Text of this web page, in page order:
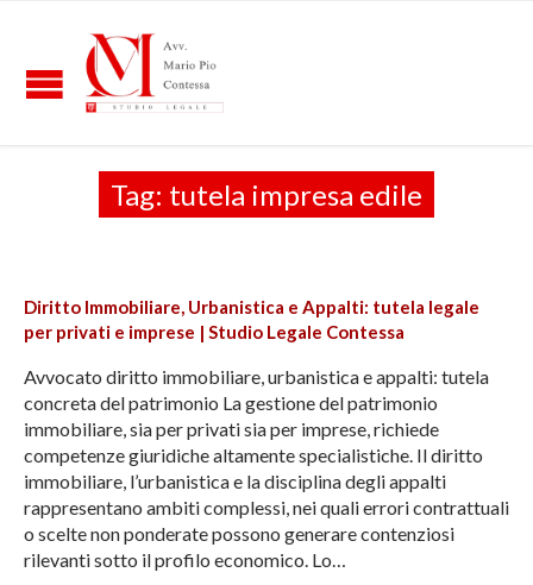
Tag: tutela impresa edile
Diritto Immobiliare, Urbanistica e Appalti: tutela legale
per privati e imprese | Studio Legale Contessa
Avvocato diritto immobiliare, urbanistica e appalti: tutela
concreta del patrimonio La gestione del patrimonio
immobiliare, sia per privati sia per imprese, richiede
competenze giuridiche altamente specialistiche. Il diritto
immobiliare, l’urbanistica e la disciplina degli appalti
rappresentano ambiti complessi, nei quali errori contrattuali
o scelte non ponderate possono generare contenziosi
rilevanti sotto il profilo economico. Lo…